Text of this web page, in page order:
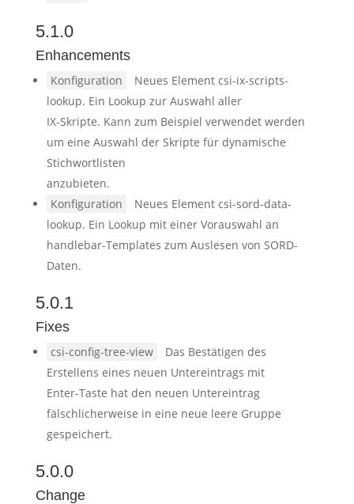
5.1.0
Enhancements
Konfiguration
Neues Element csi-ix-scripts-
lookup. Ein Lookup zur Auswahl aller
IX-Skripte. Kann zum Beispiel verwendet werden
um eine Auswahl der Skripte für dynamische
Stichwortlisten
anzubieten.
Konfiguration
Neues Element csi-sord-data-
lookup. Ein Lookup mit einer Vorauswahl an
handlebar-Templates zum Auslesen von SORD-
Daten.
5.0.1
Fixes
csi-config-tree-view
Das Bestätigen des
Erstellens eines neuen Untereintrags mit
Enter-Taste hat den neuen Untereintrag
fälschlicherweise in eine neue leere Gruppe
gespeichert.
5.0.0
Change